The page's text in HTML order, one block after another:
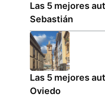
Las 5 mejores
Sebastián
Las 5 mejores
Oviedo